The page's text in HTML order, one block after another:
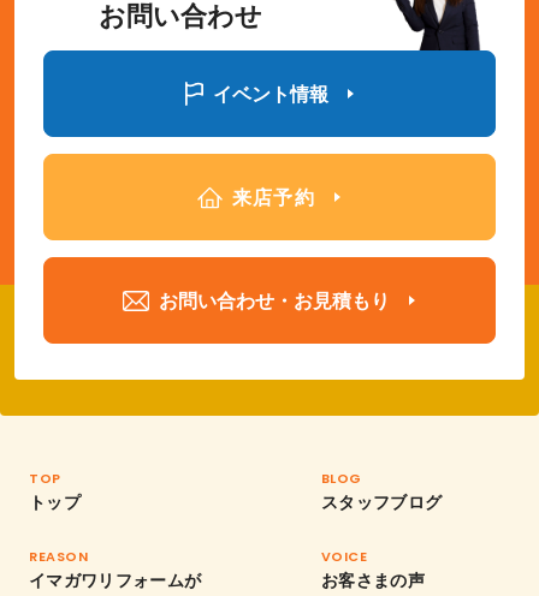
お問い合わせ
イベント情報
来店予約
お問い合わせ・お見積もり
TOP
トップ
REASON
イマガワリフォームが
BLOG
スタッフブログ
VOICE
お客さまの声